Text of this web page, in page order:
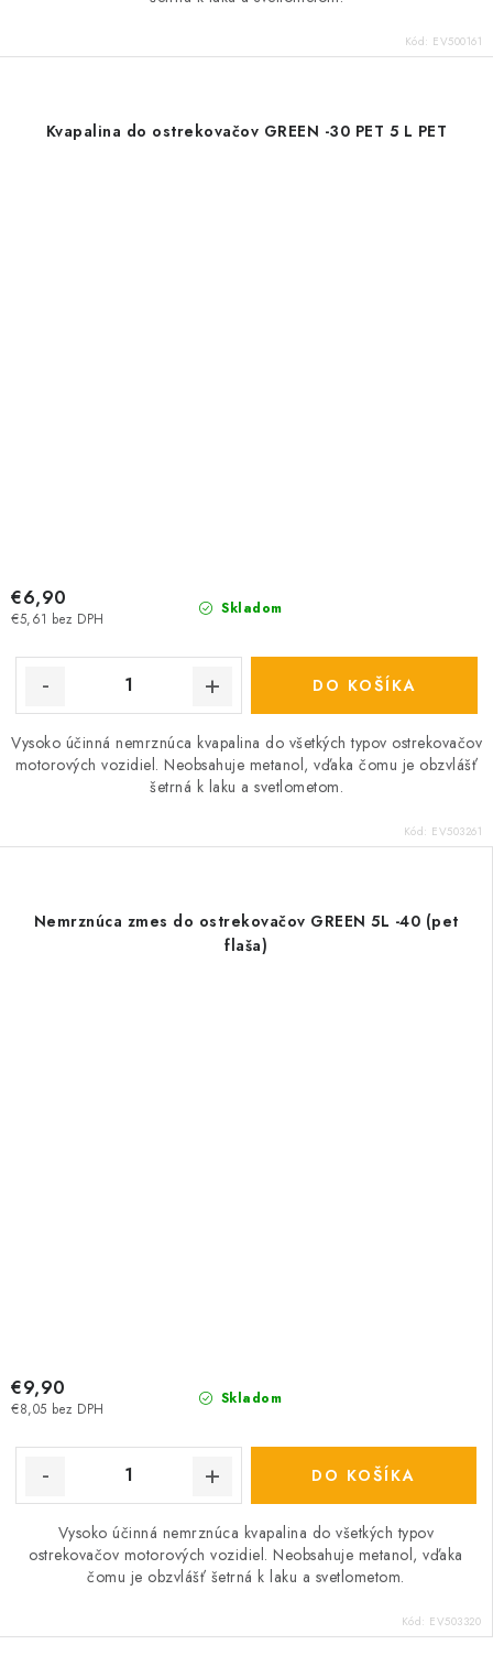
Kód: EV500161
Kvapalina do ostrekovačov GREEN -30 PET 5 L PET
Skladom
€5,61 bez DPH
€6,90
DO KOŠÍKA
Vysoko účinná nemrznúca kvapalina do všetkých typov ostrekovačov
motorových vozidiel. Neobsahuje metanol, vďaka čomu je obzvlášť
šetrná k laku a svetlometom.
Kód: EV503261
Nemrznúca zmes do ostrekovačov GREEN 5L -40 (pet
flaša)
Skladom
€8,05 bez DPH
€9,90
DO KOŠÍKA
Vysoko účinná nemrznúca kvapalina do všetkých typov
ostrekovačov motorových vozidiel. Neobsahuje metanol, vďaka
čomu je obzvlášť šetrná k laku a svetlometom.
Kód: EV503320